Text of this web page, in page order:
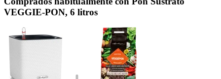
VEGGIE-PON, 6 litros